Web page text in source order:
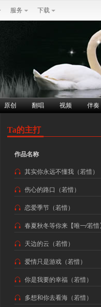
服务 下载
原创 翻唱 视频 伴奏
Ta的主打
作品名称
其实你永远不懂我（若惜）
伤心的路口（若惜）
恋爱季节（若惜）
春夏秋冬等你来【唯一⁄若
天边的云（若惜）
爱情只是游戏（若惜）
你是我要的幸福（若惜）
多想和你去看海（若惜）